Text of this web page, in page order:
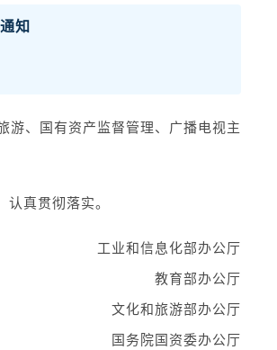
》的通知
游、国有资产监督管理、广播电视主
真贯彻落实。
工业和信息化部办公厅
教育部办公厅
文化和旅游部办公厅
国务院国资委办公厅